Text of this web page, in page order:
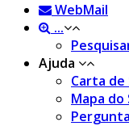
WebMail
...
Ajuda
Carta de
Mapa do